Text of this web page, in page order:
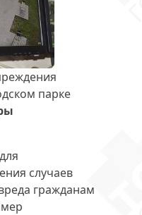
парке
случаев
гражданам